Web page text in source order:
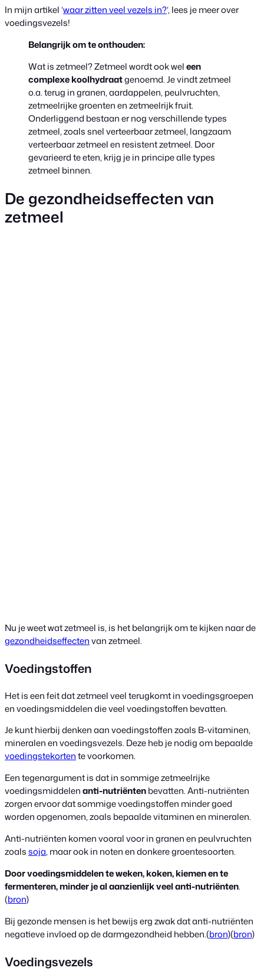
In mijn artikel ‘waar zitten veel vezels in?‘, lees je meer over
voedingsvezels!
Belangrijk om te onthouden:
Wat is zetmeel? Zetmeel wordt ook weleen
complexe koolhydraatgenoemd. Je vindt zetmeel
o.a. terug in granen, aardappelen, peulvruchten,
zetmeelrijke groenten en zetmeelrijk fruit.
Onderliggend bestaan er nog verschillende types
zetmeel, zoals snel verteerbaar zetmeel, langzaam
verteerbaar zetmeel en resistent zetmeel. Door
gevarieerd te eten, krijg je in principe alle types
zetmeel binnen.
De gezondheidseffecten van
zetmeel
Nu je weet wat zetmeel is, is het belangrijk om te kijken naar de
gezondheidseffectenvan zetmeel.
Voedingstoffen
Het is een feit dat zetmeel veel terugkomt in voedingsgroepen
en voedingsmiddelen die veel voedingstoffen bevatten.
Je kunt hierbij denken aan voedingstoffen zoals B-vitaminen,
mineralen en voedingsvezels. Deze heb je nodig om bepaalde
voedingstekortente voorkomen.
Een tegenargument is dat in sommige zetmeelrijke
voedingsmiddelenanti-nutriëntenbevatten. Anti-nutriënten
zorgen ervoor dat sommige voedingstoffen minder goed
worden opgenomen, zoals bepaalde vitaminen en mineralen.
Anti-nutriënten komen vooral voor in granen en peulvruchten
zoalssoja, maar ook in noten en donkere groentesoorten.
Door voedingsmiddelen te weken, koken, kiemen en te
fermenteren, minder je al aanzienlijk veel anti-nutriënten.
(bron)
Bij gezonde mensen is het bewijs erg zwak dat anti-nutriënten
negatieve invloed op de darmgezondheid hebben.(bron)(bron)
Voedingsvezels